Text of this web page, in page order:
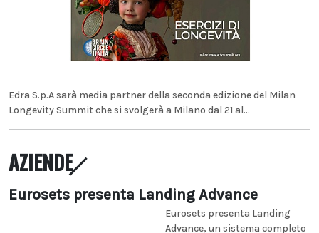
Edra S.p.A sarà media partner della seconda edizione del Milan
Longevity Summit che si svolgerà a Milano dal 21 al...
AZIENDE
Eurosets presenta Landing Advance
Eurosets presenta Landing
Advance, un sistema completo